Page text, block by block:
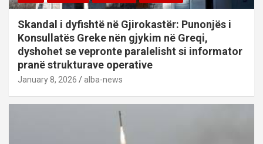
Skandal i dyfishtë në Gjirokastër: Punonjës i
Konsullatës Greke nën gjykim në Greqi,
dyshohet se vepronte paralelisht si informator
pranë strukturave operative
January 8, 2026 alba-news